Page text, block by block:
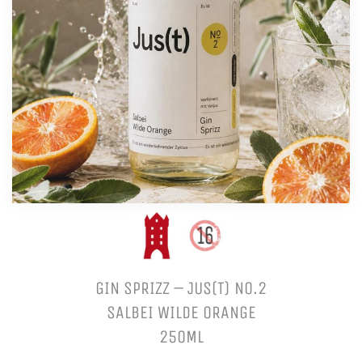
GIN SPRIZZ – JUS(T) NO.2
SALBEI WILDE ORANGE
250ML